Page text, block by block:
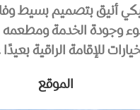
أنيق بتصميم بسيط
وجودة الخدمة ومطعمه
للإقامة الراقية
الموقع